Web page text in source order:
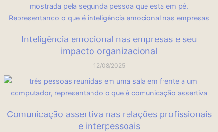
Inteligência emocional nas empresas e seu
impacto organizacional
12/08/2025
Comunicação assertiva nas relações profissionais
e interpessoais